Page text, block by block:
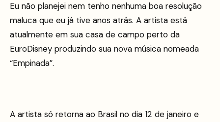
Eu não planejei nem tenho nenhuma boa resolução
maluca que eu já tive anos atrás. A artista está
atualmente em sua casa de campo perto da
EuroDisney produzindo sua nova música nomeada
“Empinada”.
A artista só retorna ao Brasil no dia 12 de janeiro e